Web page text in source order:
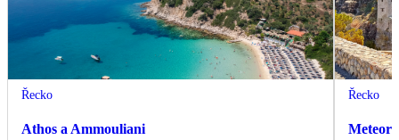
Řecko
Athos a Ammouliani
Řecko
Meteory